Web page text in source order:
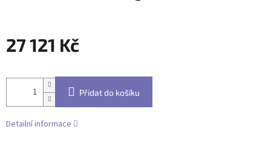
27 121 Kč
cena:
Přidat do košíku
Detailní informace